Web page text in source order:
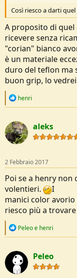
Così riesco a darti
A proposito di quel
ricevere senza
"corian" bianco
è un materiale
duro del teflon ma
buon grip, lo
R
c
t
i
o
s
:
henri
aleks
2 Febbraio 2017
Poi se a henry
volentieri.
I
manici color
riesco più a
R
c
t
i
o
Peleoe henri
Peleo